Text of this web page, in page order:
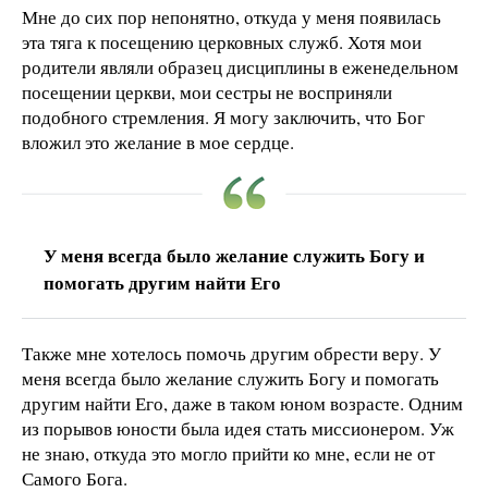
Мне до сих пор непонятно, откуда у меня появилась
эта тяга к посещению церковных служб. Хотя мои
родители являли образец дисциплины в еженедельном
посещении церкви, мои сестры не восприняли
подобного стремления. Я могу заключить, что Бог
вложил это желание в мое сердце.
У меня всегда было желание служить Богу и
помогать другим найти Его
Также мне хотелось помочь другим обрести веру. У
меня всегда было желание служить Богу и помогать
другим найти Его, даже в таком юном возрасте. Одним
из порывов юности была идея стать миссионером. Уж
не знаю, откуда это могло прийти ко мне, если не от
Самого Бога.